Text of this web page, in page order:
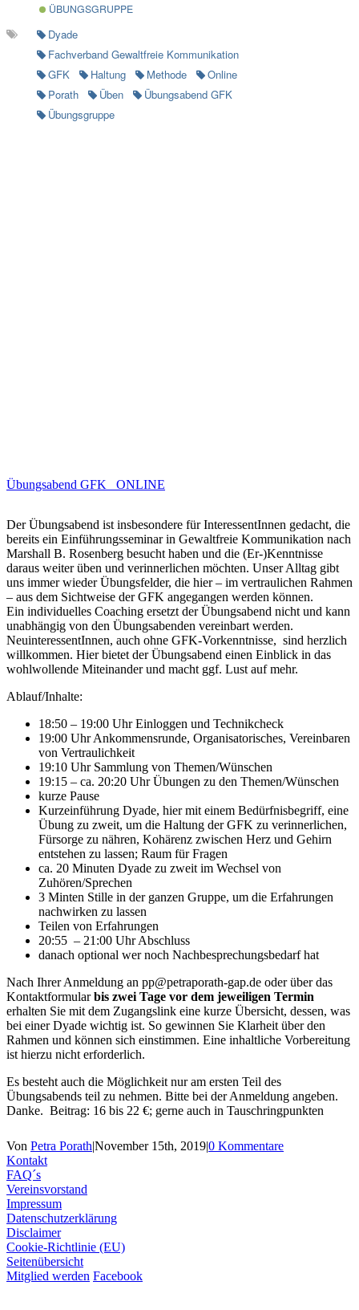
ÜBUNGSGRUPPE
Dyade
Fachverband Gewaltfreie Kommunikation
GFK
Haltung Methode
Online
Porath
Üben
Übungsabend GFK
Übungsgruppe
Übungsabend GFK _ONLINE
Der Übungsabend ist insbesondere für InteressentInnen gedacht, die
bereits ein Einführungsseminar in Gewaltfreie Kommunikation nach
Marshall B. Rosenberg besucht haben und die (Er-)Kenntnisse
daraus weiter üben und verinnerlichen möchten. Unser Alltag gibt
uns immer wieder Übungsfelder, die hier – im vertraulichen Rahmen
– aus dem Sichtweise der GFK angegangen werden können.
Ein individuelles Coaching ersetzt der Übungsabend nicht und kann
unabhängig von den Übungsabenden vereinbart werden.
NeuinteressentInnen, auch ohne GFK-Vorkenntnisse, sind herzlich
willkommen. Hier bietet der Übungsabend einen Einblick in das
wohlwollende Miteinander und macht ggf. Lust auf mehr.
Ablauf/Inhalte:
18:50 – 19:00 Uhr Einloggen und Technikcheck
19:00 Uhr Ankommensrunde, Organisatorisches, Vereinbaren
von Vertraulichkeit
19:10 Uhr Sammlung von Themen/Wünschen
19:15 – ca. 20:20 Uhr Übungen zu den Themen/Wünschen
kurze Pause
Kurzeinführung Dyade, hier mit einem Bedürfnisbegriff, eine
Übung zu zweit, um die Haltung der GFK zu verinnerlichen,
Fürsorge zu nähren, Kohärenz zwischen Herz und Gehirn
entstehen zu lassen; Raum für Fragen
ca. 20 Minuten Dyade zu zweit im Wechsel von
Zuhören/Sprechen
3 Minten Stille in der ganzen Gruppe, um die Erfahrungen
nachwirken zu lassen
Teilen von Erfahrungen
20:55 – 21:00 Uhr Abschluss
danach optional wer noch Nachbesprechungsbedarf hat
Nach Ihrer Anmeldung an pp@petraporath-gap.de oder über das
Kontaktformularbis zwei Tage vor dem jeweiligen Termin
erhalten Sie mit dem Zugangslink eine kurze Übersicht, dessen, was
bei einer Dyade wichtig ist. So gewinnen Sie Klarheit über den
Rahmen und können sich einstimmen. Eine inhaltliche Vorbereitung
ist hierzu nicht erforderlich.
Es besteht auch die Möglichkeit nur am ersten Teil des
Übungsabends teil zu nehmen. Bitte bei der Anmeldung angeben.
Danke. Beitrag: 16 bis 22 €; gerne auch in Tauschringpunkten
Von Petra Porath|November 15th, 2019|0 Kommentare
Kontakt
FAQ´s
Vereinsvorstand
Impressum
Datenschutzerklärung
Disclaimer
Cookie-Richtlinie (EU)
Seitenübersicht
Mitglied werden Facebook